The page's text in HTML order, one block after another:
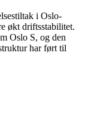
i Oslo-
økt driftsstabilitet.
Oslo S, og den
har ført til